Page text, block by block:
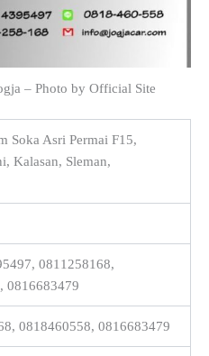
– Photo by Official Site
Soka Asri Permai F15,
Kalasan, Sleman,
0811258168,
0816683479
0818460558, 0816683479